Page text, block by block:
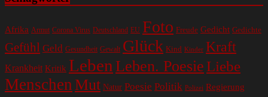
Afrika Armut Corona Virus Deutschland EU Foto Freude Gedicht Gedichte
Gefühl Geld Gesundheit Gewalt Glück Kind Kinder Kraft
Krankheit Kritik Leben Leben. Poesie Liebe
Menschen Mut Natur Poesie Politik Polizei Regierung